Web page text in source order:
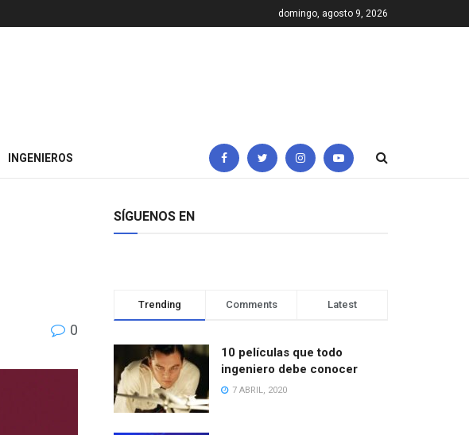
domingo, agosto 9, 2026
INGENIEROS
0
SÍGUENOS EN
Trending Comments Latest
10 películas que todo
ingeniero debe conocer
7 ABRIL, 2020